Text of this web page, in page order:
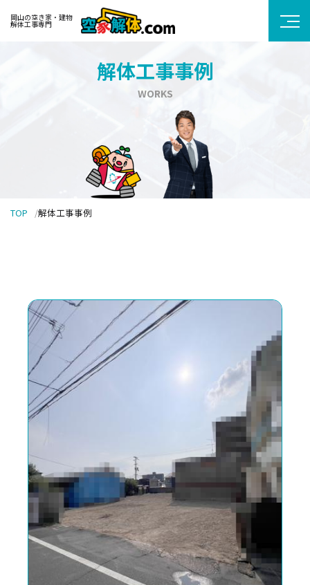
岡山の空き家・建物
解体工事専門
解体工事事例
WORKS
TOP 解体工事事例